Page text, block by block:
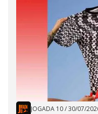
JOGADA 10/30/07/